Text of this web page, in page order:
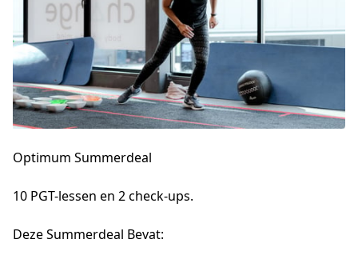
Optimum Summerdeal
10 PGT-lessen en 2 check-ups.
Deze Summerdeal Bevat: